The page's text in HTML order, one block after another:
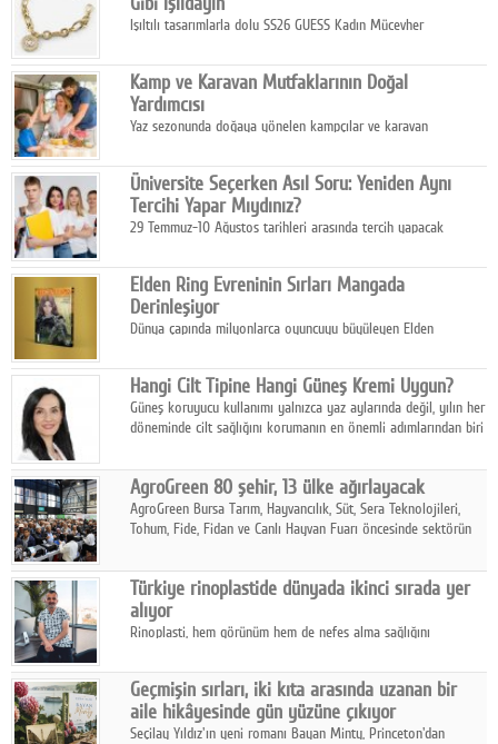
Işıltılı tasarımlarla dolu SS26 GUESS Kadın Mücevher
dokunuşunu taşıyor.
Kamp ve Karavan Mutfaklarının Doğal
Yardımcısı
Yaz sezonunda doğaya yönelen kampçılar ve karavan
temizlik sağlayan, çevreye duyarlı bitkisel içerikli ürünleri tercih
ediyor.
Üniversite Seçerken Asıl Soru: Yeniden Aynı
Tercihi Yapar Mıydınız?
29 Temmuz-10 Ağustos tarihleri arasında tercih yapacak
Elden Ring Evreninin Sırları Mangada
Derinleşiyor
Dünya çapında milyonlarca oyuncuyu büyüleyen Elden
aksiyonu ve karanlık fantastik atmosferi bir araya getirmeyi
sürdürüyor.
Hangi Cilt Tipine Hangi Güneş Kremi Uygun?
Güneş koruyucu kullanımı yalnızca yaz aylarında değil, yılın her
döneminde cilt sağlığını korumanın en önemli adımlarından biri
AgroGreen 80 şehir, 13 ülke ağırlayacak
AgroGreen Bursa Tarım, Hayvancılık, Süt, Sera Teknolojileri,
Tohum, Fide, Fidan ve Canlı Hayvan Fuarı öncesinde sektörün
Türkiye rinoplastide dünyada ikinci sırada yer
alıyor
Rinoplasti, hem görünüm hem de nefes alma sağlığını
biri konumunda.
Geçmişin sırları, iki kıta arasında uzanan bir
aile hikâyesinde gün yüzüne çıkıyor
Seçilay Yıldız'ın yeni romanı Bayan Minty, Princeton'dan